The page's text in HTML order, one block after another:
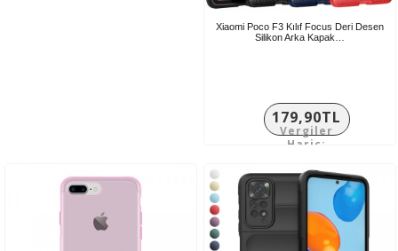
Xiaomi Poco F3 Kılıf Focus Deri Desen
Silikon Arka Kapak…
179,90TL
Vergiler
Hariç: